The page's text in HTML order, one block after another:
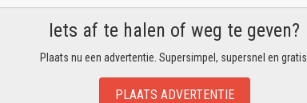
Iets af te halen of weg te geven?
Plaats nu een advertentie. Supersimpel, supersnel en gratis.
PLAATS ADVERTENTIE